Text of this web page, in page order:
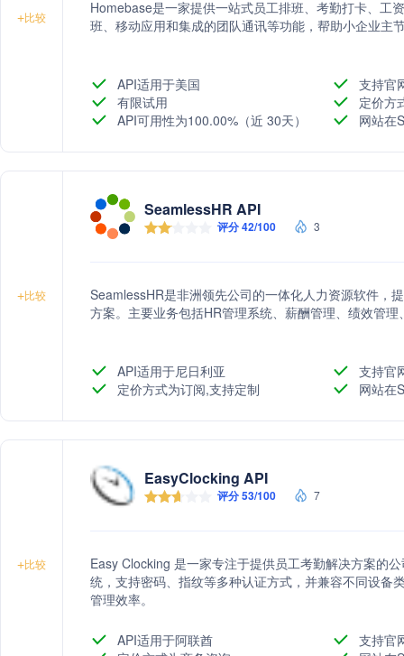
+比较
Homebase是一家提供一站式员工排班、考勤打卡、工
班、移动应用和集成的团队通讯等功能，帮助小企业主
API适用于美国
支持官
有限试用
定价方
API可用性为100.00%（近 30天）
网站在
+比较
SeamlessHR API
评分 42/100 3
SeamlessHR是非洲领先公司的一体化人力资源软件，
方案。主要业务包括HR管理系统、薪酬管理、绩效管
API适用于尼日利亚
支持官
定价方式为订阅,支持定制
网站在
+比较
EasyClocking API
评分 53/100 7
Easy Clocking 是一家专注于提供员工考勤解决方案的
统，支持密码、指纹等多种认证方式，并兼容不同设备
管理效率。
API适用于阿联酋
支持官